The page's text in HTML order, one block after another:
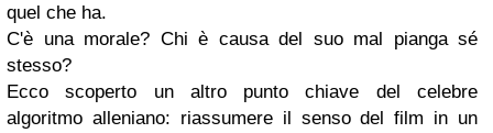
quel che ha.
C'è una morale? Chi è causa del suo mal pianga sé
stesso?
Ecco scoperto un altro punto chiave del celebre
algoritmo alleniano: riassumere il senso del film in un